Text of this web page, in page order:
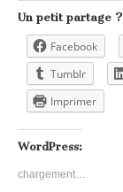
Un petit partage ?
Facebook
Tumblr
Imprimer
WordPress:
chargement…